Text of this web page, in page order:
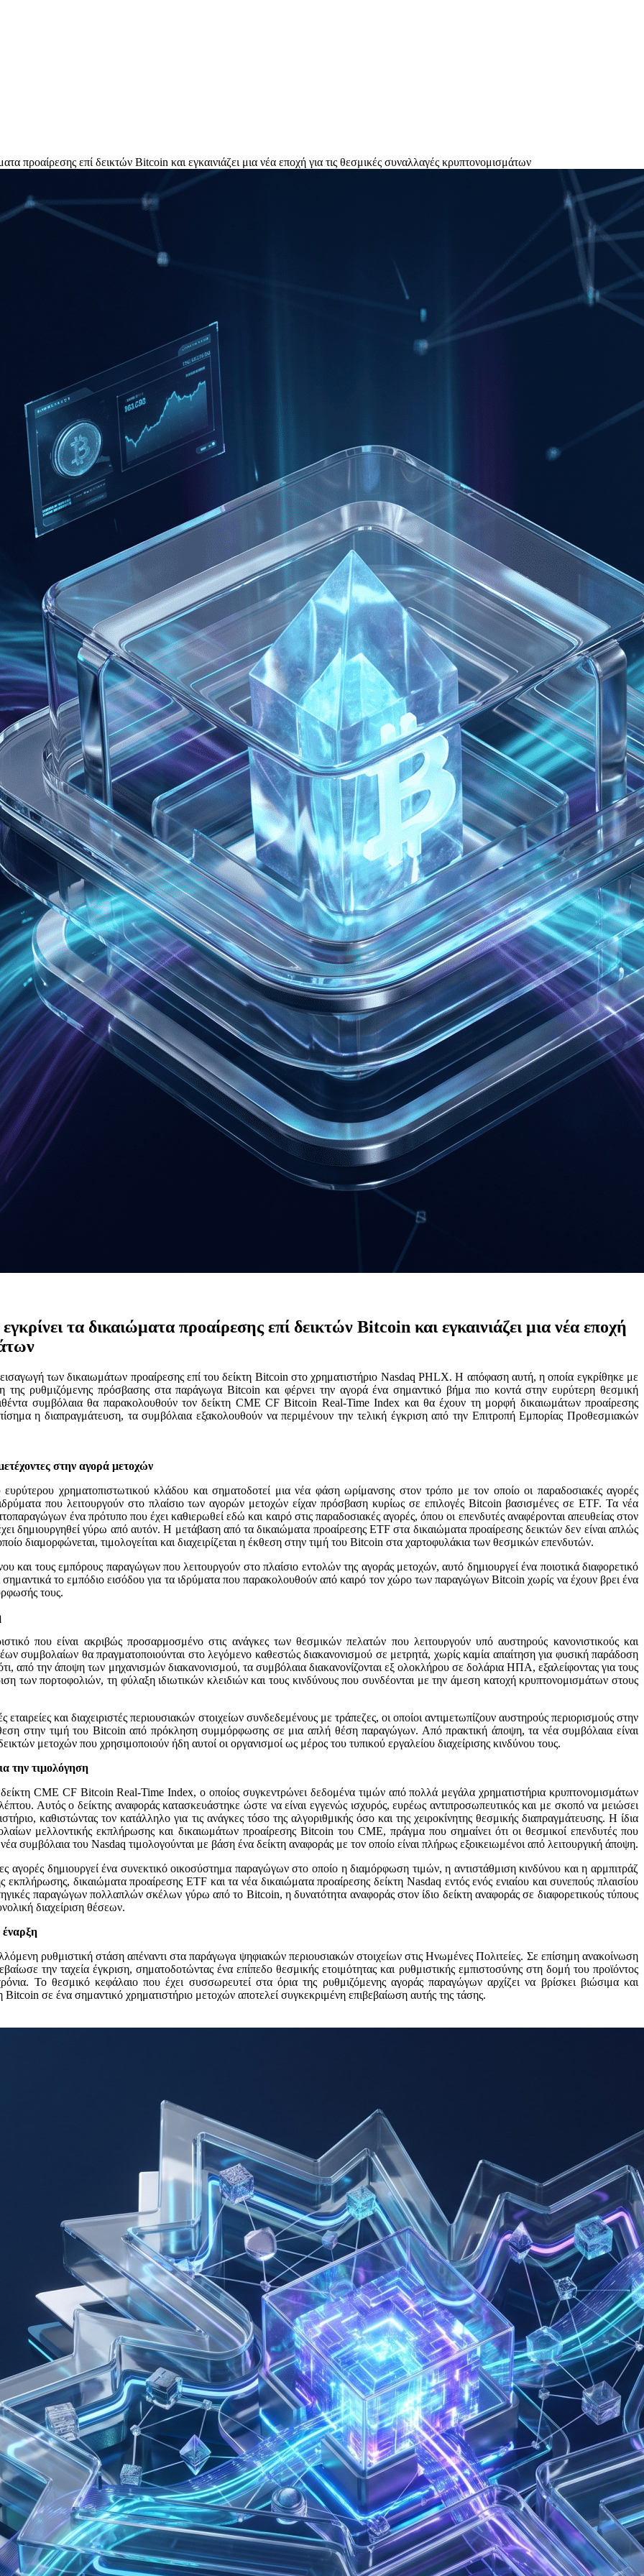
προαίρεσης επί δεικτών Bitcoin και εγκαινιάζει μια νέα εποχή για τις θεσμικές συναλλαγές κρυπτονομισμάτων
τα δικαιώματα προαίρεσης επί δεικτών Bitcoin και εγκαινιάζει μια νέα εποχή
των δικαιωμάτων προαίρεσης επί του δείκτη Bitcoin στο χρηματιστήριο Nasdaq PHLX. Η απόφαση αυτή, η οποία εγκρίθηκε με
της ρυθμιζόμενης πρόσβασης στα παράγωγα Bitcoin και φέρνει την αγορά ένα σημαντικό βήμα πιο κοντά στην ευρύτερη θεσμική
συμβόλαια θα παρακολουθούν τον δείκτη CME CF Bitcoin Real-Time Index και θα έχουν τη μορφή δικαιωμάτων προαίρεσης
η διαπραγμάτευση, τα συμβόλαια εξακολουθούν να περιμένουν την τελική έγκριση από την Επιτροπή Εμπορίας Προθεσμιακών
στην αγορά μετοχών
χρηματοπιστωτικού κλάδου και σηματοδοτεί μια νέα φάση ωρίμανσης στον τρόπο με τον οποίο οι παραδοσιακές αγορές
που λειτουργούν στο πλαίσιο των αγορών μετοχών είχαν πρόσβαση κυρίως σε επιλογές Bitcoin βασισμένες σε ETF. Τα νέα
ένα πρότυπο που έχει καθιερωθεί εδώ και καιρό στις παραδοσιακές αγορές, όπου οι επενδυτές αναφέρονται απευθείας στον
δημιουργηθεί γύρω από αυτόν. Η μετάβαση από τα δικαιώματα προαίρεσης ETF στα δικαιώματα προαίρεσης δεικτών δεν είναι απλώς
διαμορφώνεται, τιμολογείται και διαχειρίζεται η έκθεση στην τιμή του Bitcoin στα χαρτοφυλάκια των θεσμικών επενδυτών.
και τους εμπόρους παραγώγων που λειτουργούν στο πλαίσιο εντολών της αγοράς μετοχών, αυτό δημιουργεί ένα ποιοτικά διαφορετικό
το εμπόδιο εισόδου για τα ιδρύματα που παρακολουθούν από καιρό τον χώρο των παραγώγων Bitcoin χωρίς να έχουν βρει ένα
τους.
που είναι ακριβώς προσαρμοσμένο στις ανάγκες των θεσμικών πελατών που λειτουργούν υπό αυστηρούς κανονιστικούς και
συμβολαίων θα πραγματοποιούνται στο λεγόμενο καθεστώς διακανονισμού σε μετρητά, χωρίς καμία απαίτηση για φυσική παράδοση
από την άποψη των μηχανισμών διακανονισμού, τα συμβόλαια διακανονίζονται εξ ολοκλήρου σε δολάρια ΗΠΑ, εξαλείφοντας για τους
των πορτοφολιών, τη φύλαξη ιδιωτικών κλειδιών και τους κινδύνους που συνδέονται με την άμεση κατοχή κρυπτονομισμάτων στους
και διαχειριστές περιουσιακών στοιχείων συνδεδεμένους με τράπεζες, οι οποίοι αντιμετωπίζουν αυστηρούς περιορισμούς στην
στην τιμή του Bitcoin από πρόκληση συμμόρφωσης σε μια απλή θέση παραγώγων. Από πρακτική άποψη, τα νέα συμβόλαια είναι
μετοχών που χρησιμοποιούν ήδη αυτοί οι οργανισμοί ως μέρος του τυπικού εργαλείου διαχείρισης κινδύνου τους.
την τιμολόγηση
CME CF Bitcoin Real-Time Index, ο οποίος συγκεντρώνει δεδομένα τιμών από πολλά μεγάλα χρηματιστήρια κρυπτονομισμάτων
Αυτός ο δείκτης αναφοράς κατασκευάστηκε ώστε να είναι εγγενώς ισχυρός, ευρέως αντιπροσωπευτικός και με σκοπό να μειώσει
καθιστώντας τον κατάλληλο για τις ανάγκες τόσο της αλγοριθμικής όσο και της χειροκίνητης θεσμικής διαπραγμάτευσης. Η ίδια
μελλοντικής εκπλήρωσης και δικαιωμάτων προαίρεσης Bitcoin του CME, πράγμα που σημαίνει ότι οι θεσμικοί επενδυτές που
συμβόλαια του Nasdaq τιμολογούνται με βάση ένα δείκτη αναφοράς με τον οποίο είναι πλήρως εξοικειωμένοι από λειτουργική άποψη.
αγορές δημιουργεί ένα συνεκτικό οικοσύστημα παραγώγων στο οποίο η διαμόρφωση τιμών, η αντιστάθμιση κινδύνου και η αρμπιτράζ
δικαιώματα προαίρεσης ETF και τα νέα δικαιώματα προαίρεσης δείκτη Nasdaq εντός ενός ενιαίου και συνεπούς πλαισίου
παραγώγων πολλαπλών σκέλων γύρω από το Bitcoin, η δυνατότητα αναφοράς στον ίδιο δείκτη αναφοράς σε διαφορετικούς τύπους
διαχείριση θέσεων.
ρυθμιστική στάση απέναντι στα παράγωγα ψηφιακών περιουσιακών στοιχείων στις Ηνωμένες Πολιτείες. Σε επίσημη ανακοίνωση
την ταχεία έγκριση, σηματοδοτώντας ένα επίπεδο θεσμικής ετοιμότητας και ρυθμιστικής εμπιστοσύνης στη δομή του προϊόντος
Το θεσμικό κεφάλαιο που έχει συσσωρευτεί στα όρια της ρυθμιζόμενης αγοράς παραγώγων αρχίζει να βρίσκει βιώσιμα και
σε ένα σημαντικό χρηματιστήριο μετοχών αποτελεί συγκεκριμένη επιβεβαίωση αυτής της τάσης.